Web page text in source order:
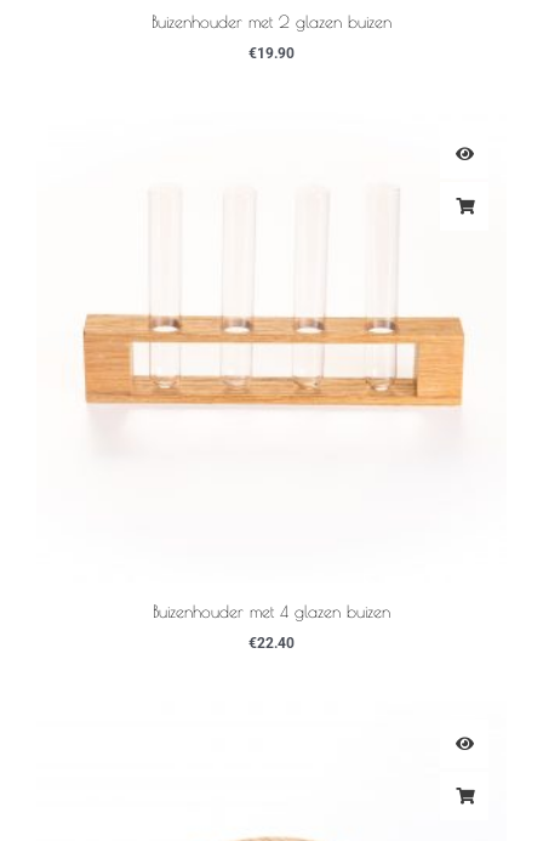
Buizenhouder met 2 glazen buizen
€19.90
Buizenhouder met 4 glazen buizen
€22.40